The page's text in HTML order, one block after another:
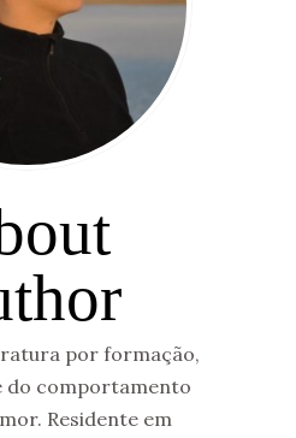
por formação,
do comportamento
Residente em